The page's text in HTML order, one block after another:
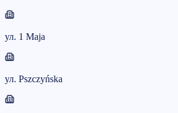
ул. 1 Maja
ул. Pszczyńska